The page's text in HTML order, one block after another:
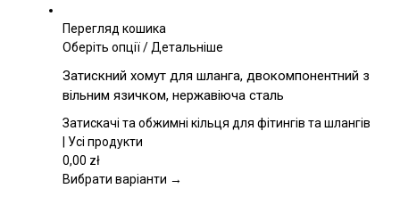
товару
Перегляд кошика
Оберіть опціїЦей
має
кілька
варіантів.
Параметри
вибрати
/Детальніше
Затискний хомут для шланга, двокомпонентний з
вільним язичком, нержавіюча сталь
Затискачі та обжимні кільця для фітингів та шлангів
| Усі продукти
0,00 zł
Вибрати варіанти →